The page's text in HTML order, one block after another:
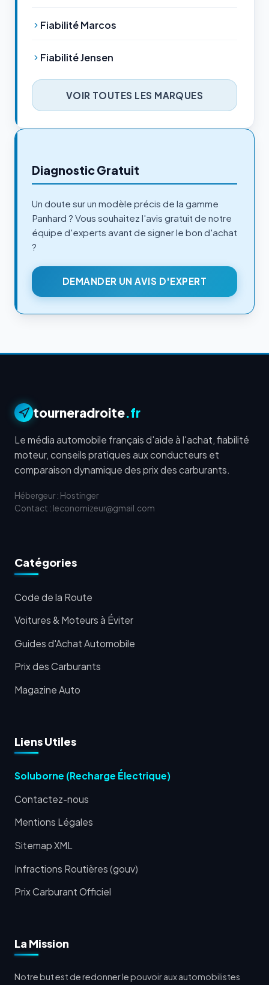
Fiabilité Marcos
Fiabilité Jensen
VOIR TOUTES LES MARQUES
Diagnostic Gratuit
Un doute sur un modèle précis de la gamme
Panhard ? Vous souhaitez l'avis gratuit de notre
équipe d'experts avant de signer le bon d'achat
?
DEMANDER UN AVIS D'EXPERT
tourneradroite.fr
Le média automobile français d'aide à l'achat, fiabilité
moteur, conseils pratiques aux conducteurs et
comparaison dynamique des prix des carburants.
Hébergeur : Hostinger
Contact : leconomizeur@gmail.com
Catégories
Code de la Route
Voitures & Moteurs à Éviter
Guides d'Achat Automobile
Prix des Carburants
Magazine Auto
Liens Utiles
Soluborne (Recharge Électrique)
Contactez-nous
Mentions Légales
Sitemap XML
Infractions Routières (gouv)
Prix Carburant Officiel
La Mission
Notre but est de redonner le pouvoir aux automobilistes